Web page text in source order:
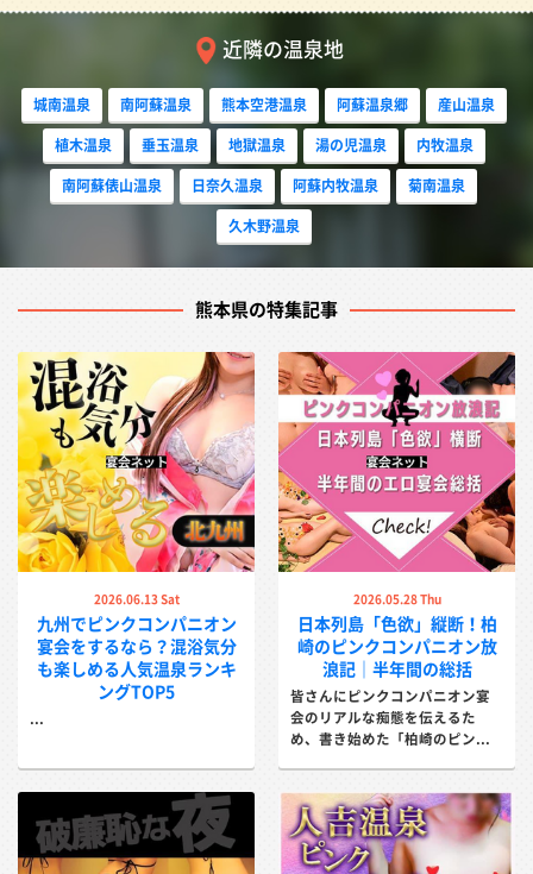
近隣の温泉地
城南温泉 南阿蘇温泉 熊本空港温泉 阿蘇温泉郷
産山温泉
植木温泉
垂玉温泉 地獄温泉 湯の児温泉
内牧温泉
南阿蘇俵山温泉
日奈久温泉 阿蘇内牧温泉
菊南温泉
久木野温泉
熊本県の特集記事
2026.06.13 Sat
九州でピンクコンパニオン
宴会をするなら？混浴気分
も楽しめる人気温泉ランキ
ングTOP5
...
2026.05.28 Thu
日本列島「色欲」縦断！柏
崎のピンクコンパニオン放
浪記｜半年間の総括
皆さんにピンクコンパニオン宴
会のリアルな痴態を伝えるた
め、書き始めた「柏崎のピン...